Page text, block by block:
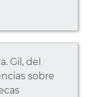
Gil, del
sobre